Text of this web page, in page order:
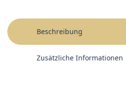
Beschreibung
Zusätzliche Informationen